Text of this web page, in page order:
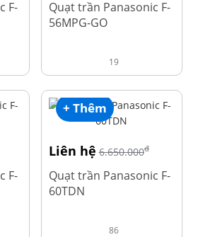
F-
Quạt trần Panasonic F-
56MPG-GO
19
F-
+ Thêm
Liên hệ 6.650.000đ
Quạt trần Panasonic F-
60TDN
86